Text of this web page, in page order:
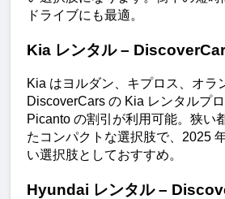
ドライブにも最適。
Kia レンタル –
Kia はヨルダン、キプロス、オラ
DiscoverCars の Kia レンタルプ
Picanto の割引が利用可能。狭い
たコンパクトな選択肢で、2025
い選択肢としておすすめ。
Hyundai レンタル –